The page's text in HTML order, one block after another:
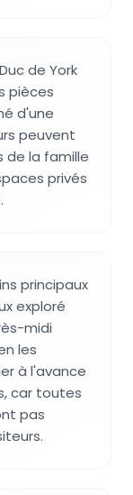
de York
pièces
d'une
peuvent
de la famille
privés
principaux
exploré
midi
les
à l'avance
car toutes
pas